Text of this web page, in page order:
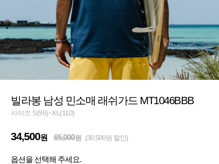
빌라봉 남성 민소매 래쉬가드 MT1046BBB
사이즈 S(95)~XL(110)
34,500원 65,000원 (30,500원 할인)
옵션을 선택해 주세요.